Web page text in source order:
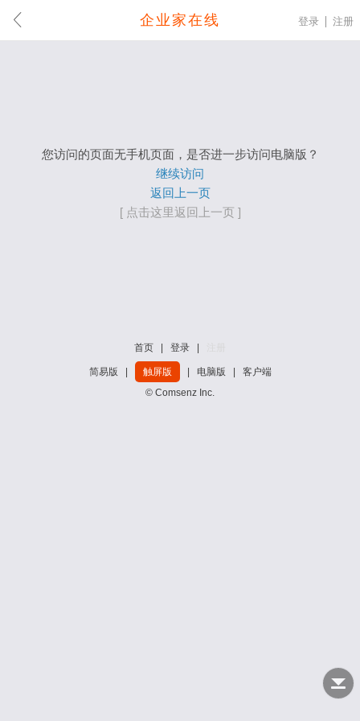
企业家在线 登录 注册
您访问的页面无手机页面，是否进一步访问电脑版？
继续访问
返回上一页
[ 点击这里返回上一页 ]
首页 登录
简易版 触屏版 电脑版
客户端
© Comsenz Inc.